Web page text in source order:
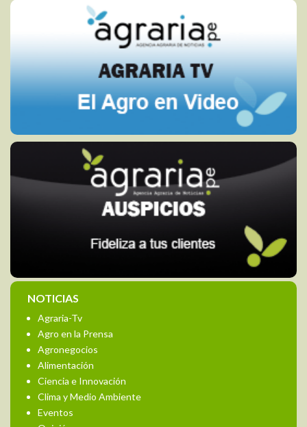
NOTICIAS
Agraria-Tv
Agro en la Prensa
Agronegocios
Alimentación
Ciencia e Innovación
Clima y Medio Ambiente
Eventos